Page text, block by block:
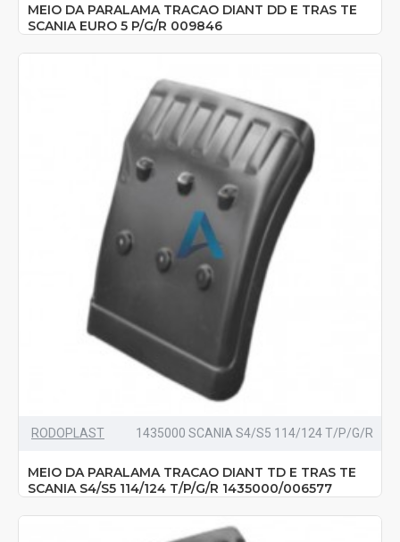
MEIO DA PARALAMA TRACAO DIANT DD E TRAS TE
SCANIA EURO 5 P/G/R 009846
RODOPLAST 1435000 SCANIA S4/S5 114/124 T/P/G/R
MEIO DA PARALAMA TRACAO DIANT TD E TRAS TE
SCANIA S4/S5 114/124 T/P/G/R 1435000/006577